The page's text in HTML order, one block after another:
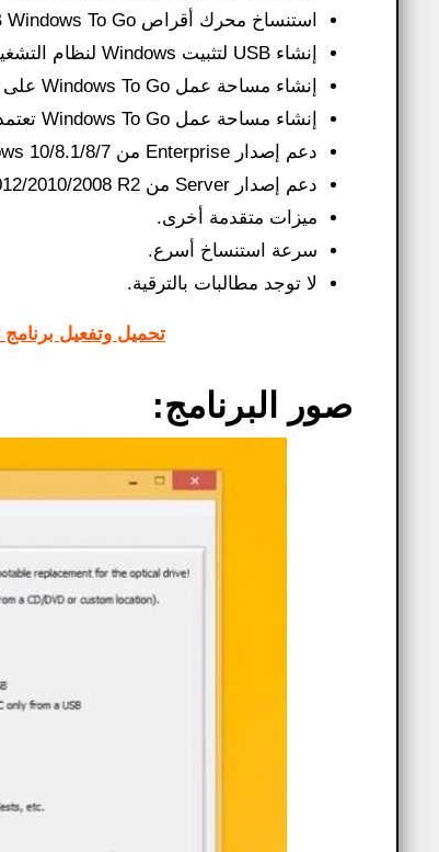
استنساخ محرك أقراص USB Windows To Go على محرك أقراص USB آخر.
إنشاء USB لتثبيت Windows لنظام التشغيل Windows 10/8/7.
إنشاء مساحة عمل Windows To Go على محرك أقراص USB غير معتمد لـ Windows To Go.
إنشاء مساحة عمل Windows To Go تعتمد على VHDX.
دعم إصدار Enterprise من Windows 10/8.1/8/7.
دعم إصدار Server من Windows 2016/2012/2010/2008 R2.
ميزات متقدمة أخرى.
سرعة استنساخ أسرع.
لا توجد مطالبات بالترقية.
تحميل وتفعيل برنامج 4K YouTube to MP3 عملاق تحميل الملفات الصوتية
صور البرنامج: